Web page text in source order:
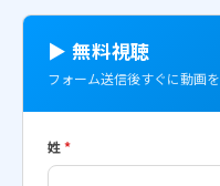
▶ 無料視聴
フォーム送信後すぐに動画
姓*